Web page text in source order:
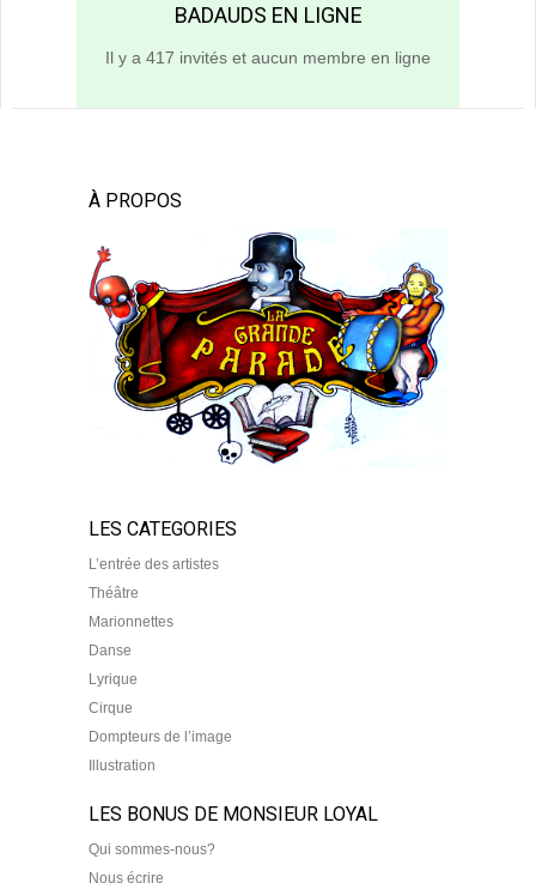
BADAUDS EN LIGNE
Il y a 417 invités et aucun membre en ligne
À PROPOS
LES CATEGORIES
L’entrée des artistes
Théâtre
Marionnettes
Danse
Lyrique
Cirque
Dompteurs de l’image
Illustration
LES BONUS DE MONSIEUR LOYAL
Qui sommes-nous?
Nous écrire